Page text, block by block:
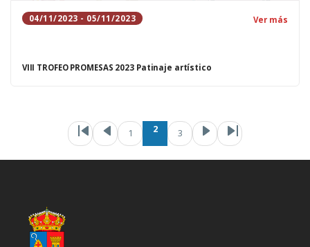
04/11/2023 - 05/11/2023 Ver más
VIII TROFEO PROMESAS 2023 Patinaje artístico
PaginaciónPrimera página
Página
1 2 3